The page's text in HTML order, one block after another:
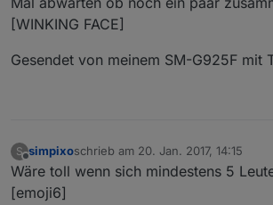
[WINKING FACE]
Gesendet von meinem SM-G925F mit
S
Offline
simpixoschrieb am 20. Jan. 2017, 14:15
zuletzt editiert von
Wäre toll wenn sich mindestens 5
[emoji6]